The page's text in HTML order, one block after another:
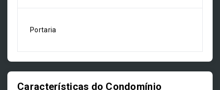
Portaria
Características do Condomínio